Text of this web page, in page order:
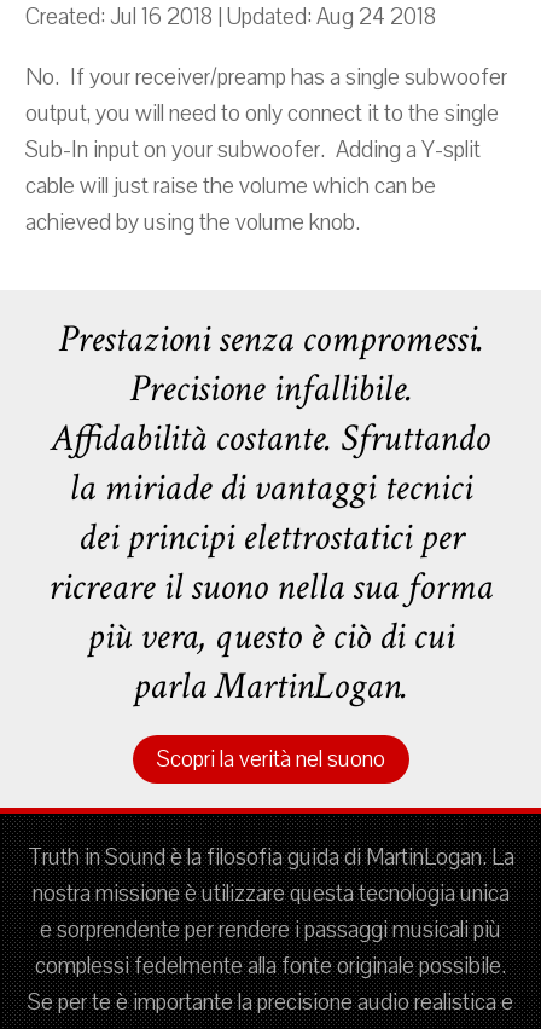
Created: Jul 16 2018 | Updated: Aug 24 2018
No. If your receiver/preamp has a single subwoofer
output, you will need to only connect it to the single
Sub-In input on your subwoofer. Adding a Y-split
cable will just raise the volume which can be
achieved by using the volume knob.
Prestazioni senza compromessi.
Precisione infallibile.
Affidabilità costante. Sfruttando
la miriade di vantaggi tecnici
dei principi elettrostatici per
ricreare il suono nella sua forma
più vera, questo è ciò di cui
parla MartinLogan.
Scopri la verità nel suono
Truth in Sound è la filosofia guida di MartinLogan. La
nostra missione è utilizzare questa tecnologia unica
e sorprendente per rendere i passaggi musicali più
complessi fedelmente alla fonte originale possibile.
Se per te è importante la precisione audio realistica e